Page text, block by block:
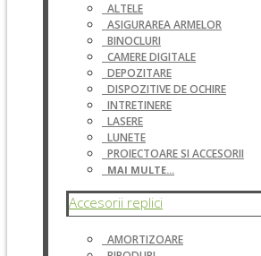
ALTELE
ASIGURAREA ARMELOR
BINOCLURI
CAMERE DIGITALE
DEPOZITARE
DISPOZITIVE DE OCHIRE
INTRETINERE
LASERE
LUNETE
PROIECTOARE SI ACCESORII
MAI MULTE...
Accesorii replici
AMORTIZOARE